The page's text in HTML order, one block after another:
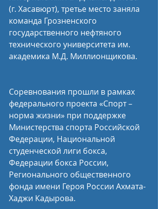
(г. Хасавюрт), третье место заняла
команда Грозненского
государственного нефтяного
технического университета им.
академика М.Д. Миллионщикова.
Соревнования прошли в рамках
федерального проекта «Спорт –
норма жизни» при поддержке
Министерства спорта Российской
Федерации, Национальной
студенческой лиги бокса,
Федерации бокса России,
Регионального общественного
фонда имени Героя России Ахмата-
Хаджи Кадырова.